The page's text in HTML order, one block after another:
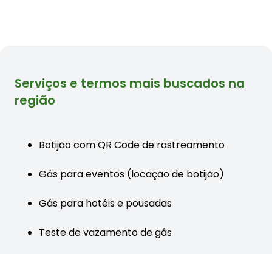
Serviços e termos mais buscados na
região
Botijão com QR Code de rastreamento
Gás para eventos (locação de botijão)
Gás para hotéis e pousadas
Teste de vazamento de gás